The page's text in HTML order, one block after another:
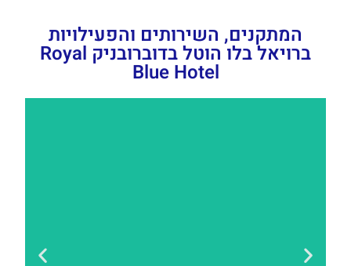
המתקנים, השירותים והפעילויות
ברויאל בלו הוטל בדוברובניק Royal
Blue Hotel